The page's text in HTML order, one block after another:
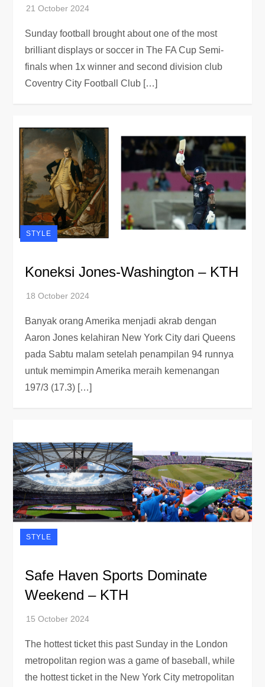
Sunday football brought about one of the most
brilliant displays or soccer in The FA Cup Semi-
finals when 1x winner and second division club
Coventry City Football Club […]
STYLE
Koneksi Jones-Washington – KTH
Banyak orang Amerika menjadi akrab dengan
Aaron Jones kelahiran New York City dari Queens
pada Sabtu malam setelah penampilan 94 runnya
untuk memimpin Amerika meraih kemenangan
197/3 (17.3) […]
STYLE
Safe Haven Sports Dominate
Weekend – KTH
The hottest ticket this past Sunday in the London
metropolitan region was a game of baseball, while
the hottest ticket in the New York City metropolitan